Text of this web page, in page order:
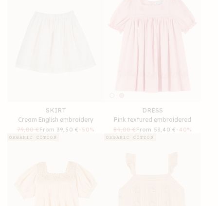
SKIRT
Cream English embroidery
Regular
price
79,00 €
Sale
price
From 39,50 € -50%
DRESS
Pink textured embroidered
Regular
price
89,00 €
Sale
price
From 53,40 € -40%
ORGANIC COTTON ORGANIC COTTON